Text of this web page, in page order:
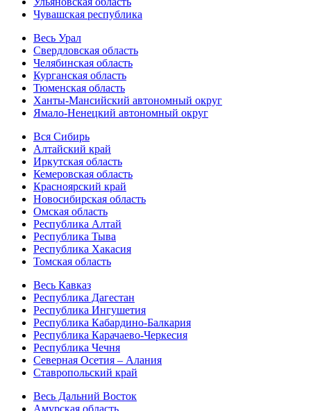
Чувашская республика
Весь Урал
Свердловская область
Челябинская область
Курганская область
Тюменская область
Ханты-Мансийский автономный округ
Ямало-Ненецкий автономный округ
Вся Сибирь
Алтайский край
Иркутская область
Кемеровская область
Красноярский край
Новосибирская область
Омская область
Республика Алтай
Республика Тыва
Республика Хакасия
Томская область
Весь Кавказ
Республика Дагестан
Республика Ингушетия
Республика Кабардино-Балкария
Республика Карачаево-Черкесия
Республика Чечня
Северная Осетия – Алания
Ставропольский край
Весь Дальний Восток
Амурская область